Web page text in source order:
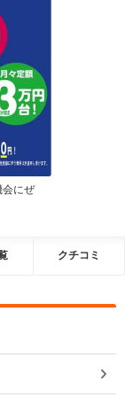
会にぜ
クチコミ